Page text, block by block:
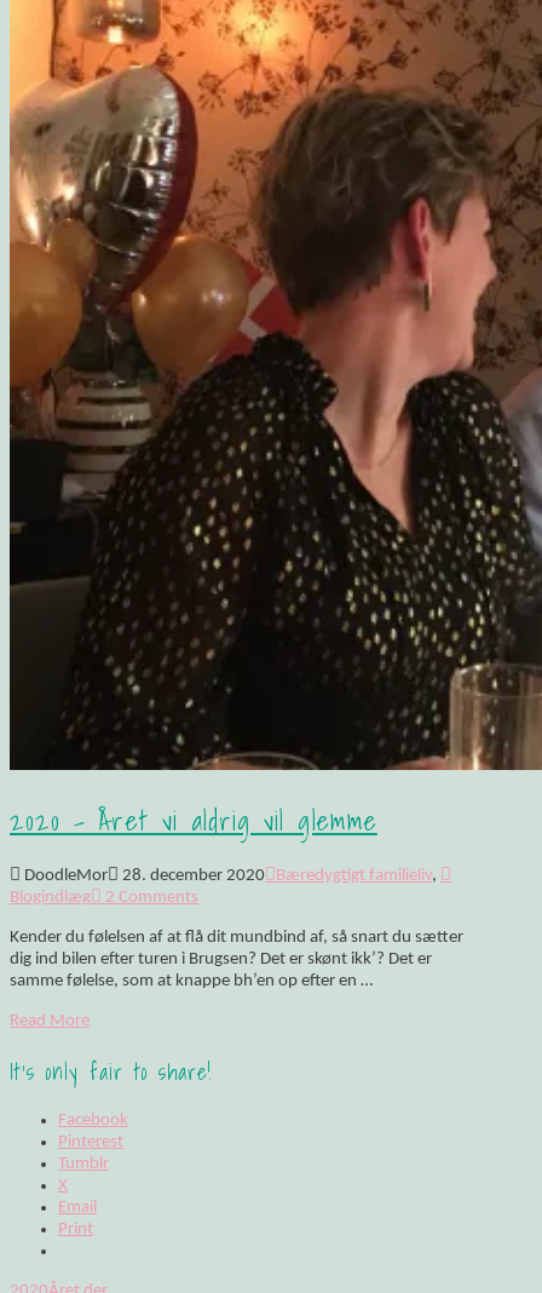
2020 – Året vi aldrig vil glemme
DoodleMor 28. december 2020 Bæredygtigt familieliv,
Blogindlæg
2 Comments
Kender du følelsen af at flå dit mundbind af, så snart du sætter
dig ind bilen efter turen i Brugsen? Det er skønt ikk’? Det er
samme følelse, som at knappe bh’en op efter en …
Read More
It's only fair to share!
Facebook
Pinterest
Tumblr
X
Email
Print